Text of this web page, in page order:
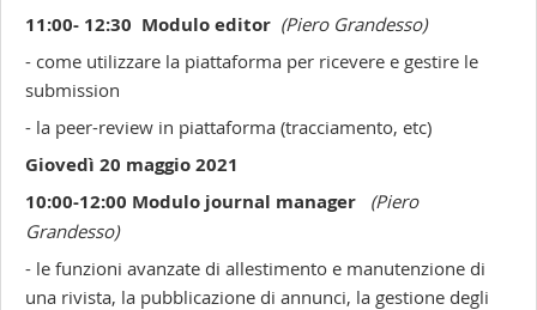
11:00- 12:30 Modulo editor (Piero Grandesso)
- come utilizzare la piattaforma per ricevere e gestire le
submission
- la peer-review in piattaforma (tracciamento, etc)
Giovedì 20 maggio 2021
10:00-12:00 Modulo journal manager
(Piero
Grandesso)
- le funzioni avanzate di allestimento e manutenzione di
una rivista, la pubblicazione di annunci, la gestione degli